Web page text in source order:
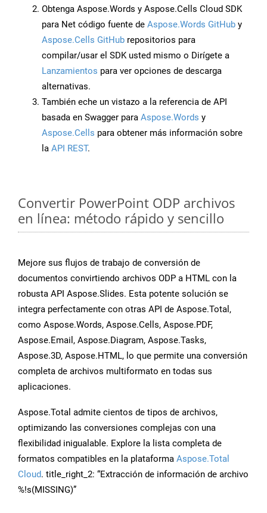
Obtenga Aspose.Words y Aspose.Cells Cloud SDK
para Net código fuente de Aspose.Words GitHub y
Aspose.Cells GitHub repositorios para
compilar/usar el SDK usted mismo o Dirígete a
Lanzamientos para ver opciones de descarga
alternativas.
También eche un vistazo a la referencia de API
basada en Swagger para Aspose.Words y
Aspose.Cells para obtener más información sobre
la API REST.
Convertir PowerPoint ODP archivos
en línea: método rápido y sencillo
Mejore sus flujos de trabajo de conversión de
documentos convirtiendo archivos ODP a HTML con la
robusta API Aspose.Slides. Esta potente solución se
integra perfectamente con otras API de Aspose.Total,
como Aspose.Words, Aspose.Cells, Aspose.PDF,
Aspose.Email, Aspose.Diagram, Aspose.Tasks,
Aspose.3D, Aspose.HTML, lo que permite una conversión
completa de archivos multiformato en todas sus
aplicaciones.
Aspose.Total admite cientos de tipos de archivos,
optimizando las conversiones complejas con una
flexibilidad inigualable. Explore la lista completa de
formatos compatibles en la plataforma Aspose.Total
Cloud. title_right_2: “Extracción de información de archivo
%!s(MISSING)”